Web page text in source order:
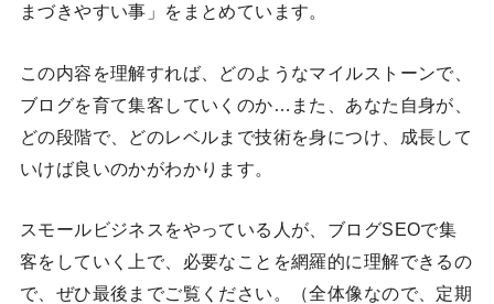
まづきやすい事」をまとめています。
この内容を理解すれば、どのようなマイルストーンで、
ブログを育て集客していくのか…また、あなた自身が、
どの段階で、どのレベルまで技術を身につけ、成長して
いけば良いのかがわかります。
スモールビジネスをやっている人が、ブログSEOで集
客をしていく上で、必要なことを網羅的に理解できるの
で、ぜひ最後までご覧ください。（全体像なので、定期